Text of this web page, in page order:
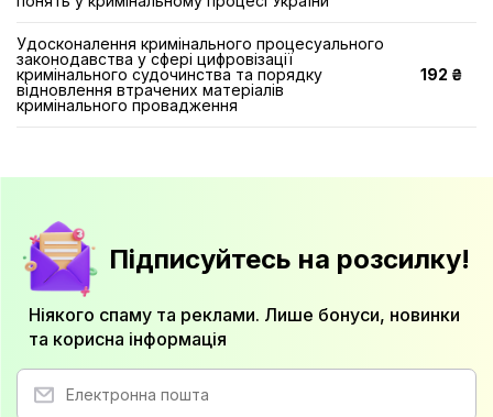
Удосконалення кримінального процесуального
законодавства у сфері цифровізації
кримінального судочинства та порядку
відновлення втрачених матеріалів
кримінального провадження
192 ₴
Підписуйтесь на розсилку!
Ніякого спаму та реклами. Лише бонуси, новинки
та корисна інформація